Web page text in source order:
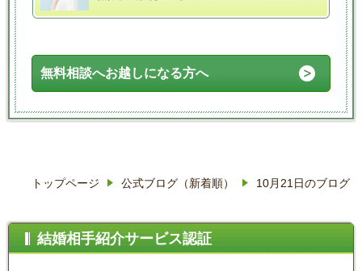
無料相談へお越しになる方へ
トップページ 公式ブログ（新着順） 10月21日のブログ
結婚相手紹介サービス認証